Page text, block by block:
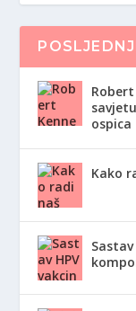
ospica
Kako